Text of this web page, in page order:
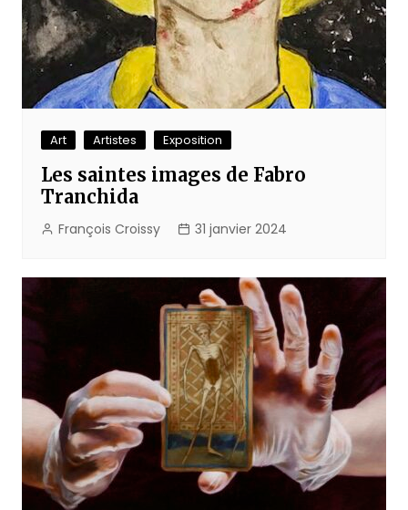
Art Artistes Exposition
Les saintes images de Fabro
Tranchida
François Croissy 31 janvier 2024